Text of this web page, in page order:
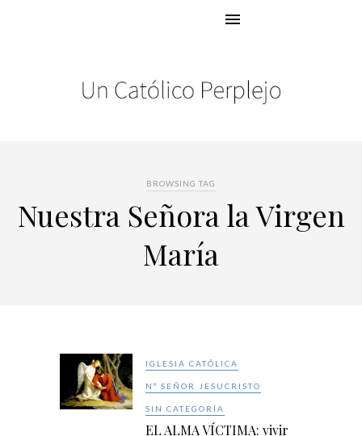
BROWSING TAG
Nuestra Señora la Virgen
María
IGLESIA CATÓLICA
Nº SEÑOR JESUCRISTO
SIN CATEGORÍA
EL ALMA VÍCTIMA: vivir